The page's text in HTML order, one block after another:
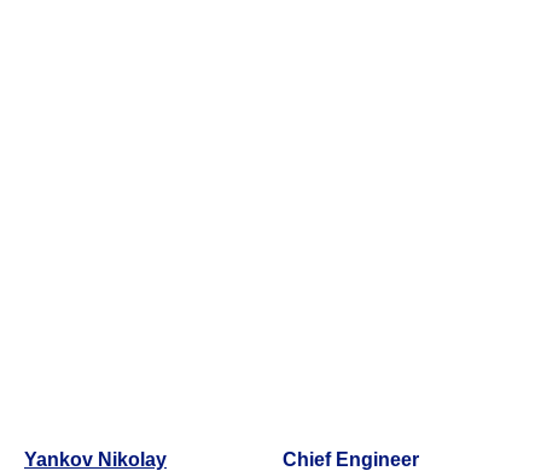
Yankov Nikolay
Chief Engineer